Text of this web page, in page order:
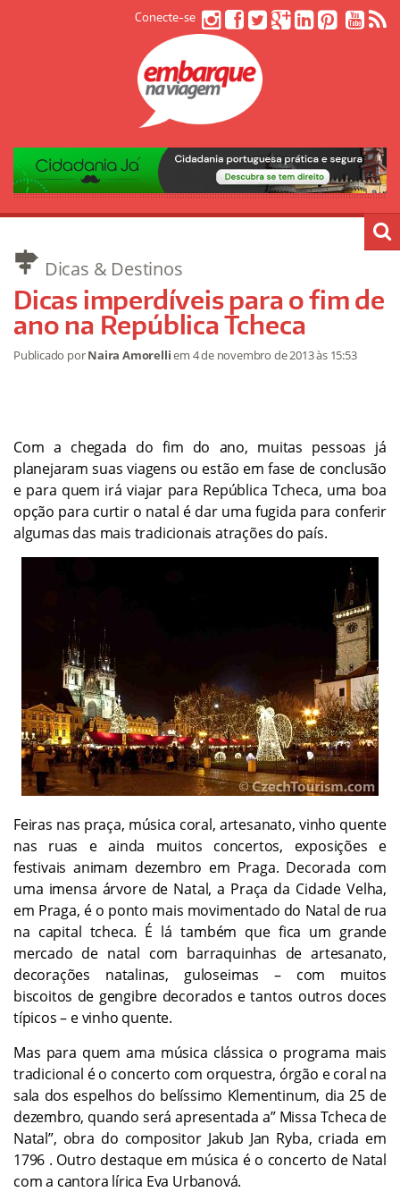
Conecte-se
Dicas & Destinos
Dicas imperdíveis para o fim de
ano na República Tcheca
Publicado porNaira Amorelliem 4 de novembro de 2013às 15:53
Com a chegada do fim do ano, muitas pessoas já
planejaram suas viagens ou estão em fase de conclusão
e para quem irá viajar para República Tcheca, uma boa
opção para curtir o natal é dar uma fugida para conferir
algumas das mais tradicionais atrações do país.
Feiras nas praça, música coral, artesanato, vinho quente
nas ruas e ainda muitos concertos, exposições e
festivais animam dezembro em Praga. Decorada com
uma imensa árvore de Natal, a Praça da Cidade Velha,
em Praga, é o ponto mais movimentado do Natal de rua
na capital tcheca. É lá também que fica um grande
mercado de natal com barraquinhas de artesanato,
decorações natalinas, guloseimas – com muitos
biscoitos de gengibre decorados e tantos outros doces
típicos – e vinho quente.
Mas para quem ama música clássica o programa mais
tradicional é o concerto com orquestra, órgão e coral na
sala dos espelhos do belíssimo Klementinum, dia 25 de
dezembro, quando será apresentada a” Missa Tcheca de
Natal”, obra do compositor Jakub Jan Ryba, criada em
1796 . Outro destaque em música é o concerto de Natal
com a cantora lírica Eva Urbanová.